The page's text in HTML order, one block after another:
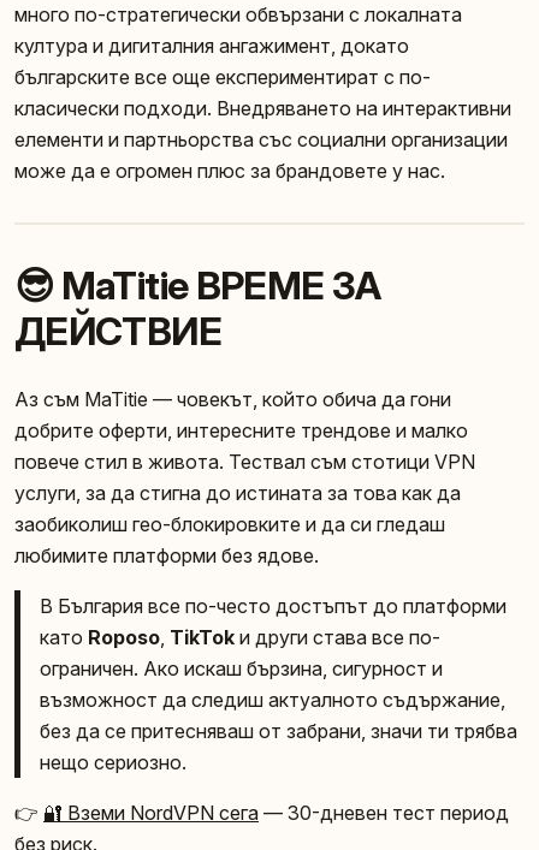
много по-стратегически обвързани с локалната
култура и дигиталния ангажимент, докато
българските все още експериментират с по-
класически подходи. Внедряването на интерактивни
елементи и партньорства със социални организации
може да е огромен плюс за брандовете у нас.
😎 MaTitie ВРЕМЕ ЗА
ДЕЙСТВИЕ
Аз съм MaTitie — човекът, който обича да гони
добрите оферти, интересните трендове и малко
повече стил в живота. Тествал съм стотици VPN
услуги, за да стигна до истината за това как да
заобиколиш гео-блокировките и да си гледаш
любимите платформи без ядове.
В България все по-често достъпът до платформи
като Roposo, TikTokи други става все по-
ограничен. Ако искаш бързина, сигурност и
възможност да следиш актуалното съдържание,
без да се притесняваш от забрани, значи ти трябва
нещо сериозно.
👉 🔐 Вземи NordVPN сега — 30-дневен тест период
без риск.